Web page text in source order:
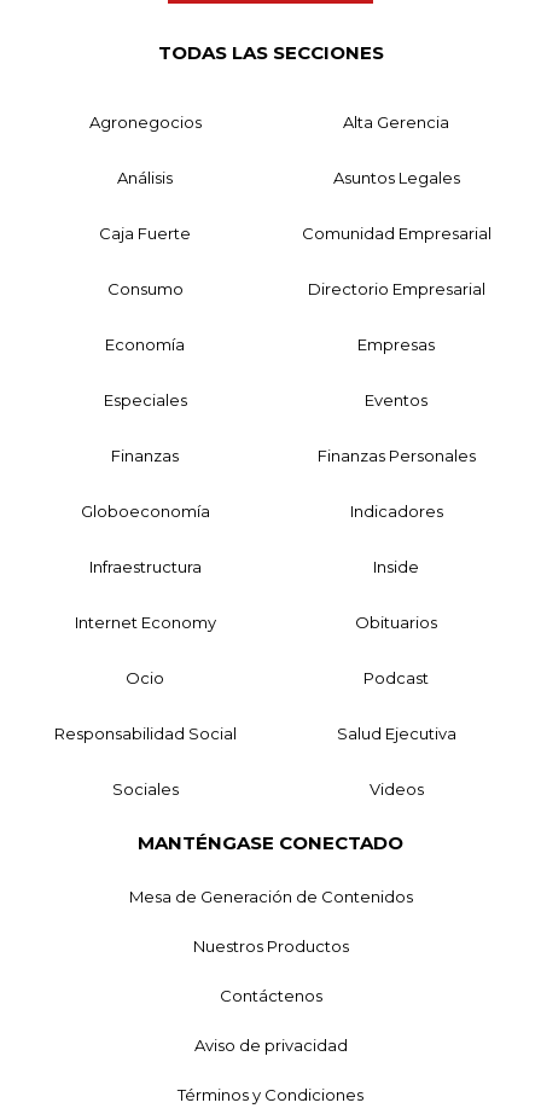
TODAS LAS SECCIONES
Agronegocios Alta Gerencia
Análisis Asuntos Legales
Caja Fuerte Comunidad Empresarial
Consumo Directorio Empresarial
Economía Empresas
Especiales Eventos
Finanzas Finanzas Personales
Globoeconomía Indicadores
Infraestructura Inside
Internet Economy Obituarios
Ocio Podcast
Responsabilidad Social Salud Ejecutiva
Sociales Videos
MANTÉNGASE CONECTADO
Mesa de Generación de Contenidos
Nuestros Productos
Contáctenos
Aviso de privacidad
Términos y Condiciones